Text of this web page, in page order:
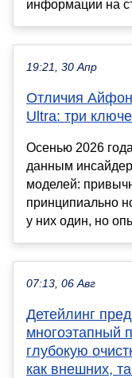
информации на
19:21, 30 Апр
Отличия
Ultra: три
Осенью 2026
данным
моделей:
принципиально
у них один, но
07:13, 06 Авг
Детейлинг
многоэтапный
глубокую
как внешних,